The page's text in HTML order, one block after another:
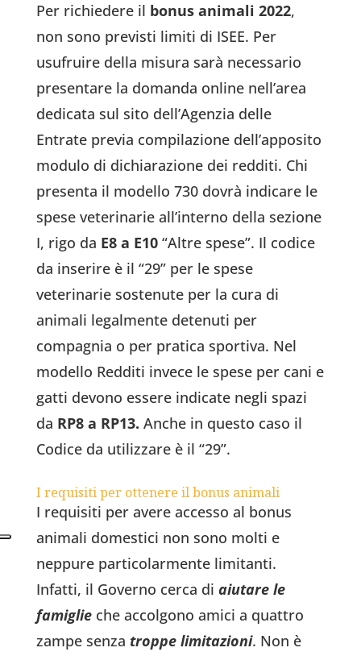
Per richiedere il bonus animali 2022,
non sono previsti limiti di ISEE. Per
usufruire della misura sarà necessario
presentare la domanda online nell’area
dedicata sul sito dell’Agenzia delle
Entrate previa compilazione dell’apposito
modulo di dichiarazione dei redditi. Chi
presenta il modello 730 dovrà indicare le
spese veterinarie all’interno della sezione
I, rigo da E8 a E10“Altre spese”. Il codice
da inserire è il “29” per le spese
veterinarie sostenute per la cura di
animali legalmente detenuti per
compagnia o per pratica sportiva. Nel
modello Redditi invece le spese per cani e
gatti devono essere indicate negli spazi
da RP8 a RP13. Anche in questo caso il
Codice da utilizzare è il “29”.
I requisiti per ottenere il bonus animali
I requisiti per avere accesso al bonus
animali domestici non sono molti e
neppure particolarmente limitanti.
Infatti, il Governo cerca di aiutare le
famiglieche accolgono amici a quattro
zampe senza troppe limitazioni. Non è